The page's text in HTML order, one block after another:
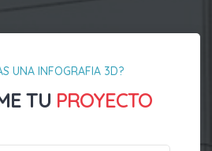
UNA INFOGRAFIA 3D?
TU PROYECTO